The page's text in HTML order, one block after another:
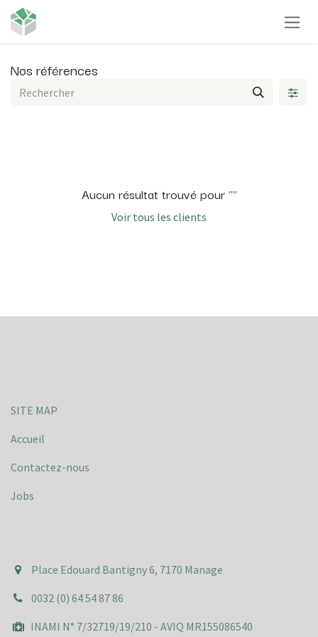
Se rendre au contenu
Nos références
Aucun résultat trouvé pour ""
Voir tous les clients
SITE MAP
Accueil
Contactez-nous
Jobs
Place Edouard Bantigny 6, 7170 Manage
0032 (0) 64 54 87 86
INAMI N° 7/32719/19/210 - AVIQ MR155086540